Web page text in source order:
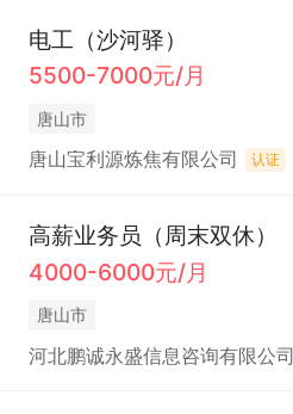
电工（沙河驿）
5500-7000元/月
唐山市
唐山宝利源炼焦有限公司 认证
高薪业务员（周末双休）
4000-6000元/月
唐山市
河北鹏诚永盛信息咨询有限公司